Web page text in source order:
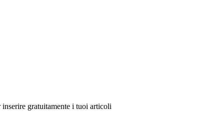
gratuitamente i tuoi articoli